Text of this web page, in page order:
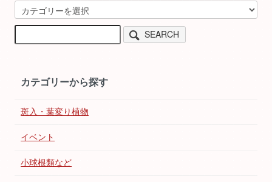
SEARCH
カテゴリーから探す
斑入・葉変り植物
イベント
小球根類など